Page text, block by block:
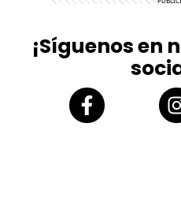
¡Síguenos en